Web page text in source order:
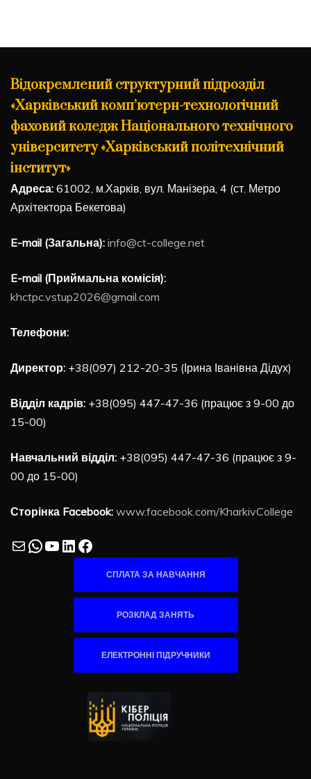
Відокремлений структурний підрозділ
«Харківський комп’ютерн-технологічний
фаховий коледж Національного технічного
університету «Харківський політехнічний
інститут»
Адреса: 61002, м.Харків, вул. Манізера, 4 (ст. Метро
Архітектора Бекетова)
E-mail (Загальна): info@ct-college.net
E-mail (Приймальна комісія):
khctpc.vstup2026@gmail.com
Телефони:
Директор: +38(097) 212-20-35 (Ірина Іванівна Дідух)
Відділ кадрів: +38(095) 447-47-36 (працює з 9-00 до
15-00)
Навчальний відділ: +38(095) 447-47-36 (працює з 9-
00 до 15-00)
Сторінка Facebook: www.facebook.com/KharkivCollege
MailWhatsApp
YouTube
LinkedIn
Facebook
СПЛАТА ЗА НАВЧАННЯ
РОЗКЛАД ЗАНЯТЬ
ЕЛЕКТРОННІ ПІДРУЧНИКИ